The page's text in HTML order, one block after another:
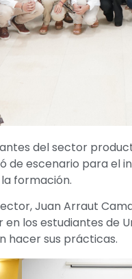
del sector
de escenario para
formación.
Juan Arraut
los estudiantes de
hacer sus prácticas.